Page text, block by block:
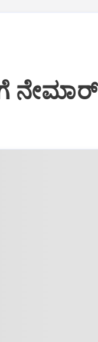
ನೇಮಾರ್